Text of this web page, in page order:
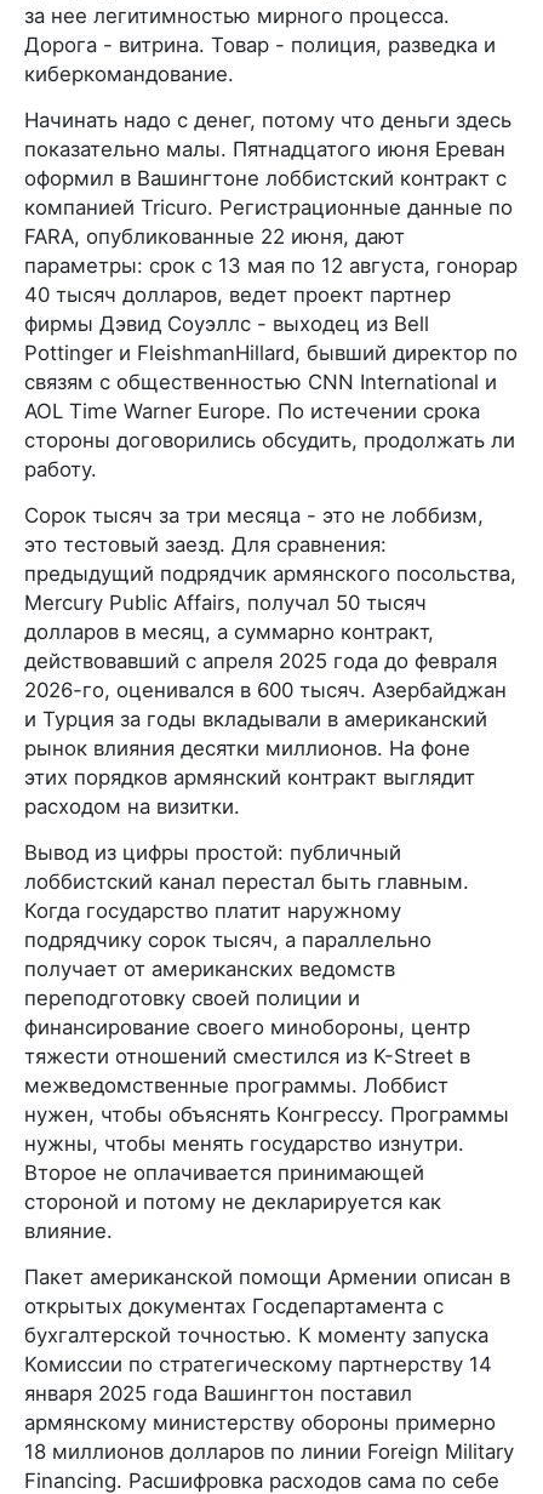
за нее легитимностью мирного процесса.
Дорога - витрина. Товар - полиция, разведка и
киберкомандование.
Начинать надо с денег, потому что деньги здесь
показательно малы. Пятнадцатого июня Ереван
оформил в Вашингтоне лоббистский контракт с
компанией Tricuro. Регистрационные данные по
FARA, опубликованные 22 июня, дают
параметры: срок с 13 мая по 12 августа, гонорар
40 тысяч долларов, ведет проект партнер
фирмы Дэвид Соуэллс - выходец из Bell
Pottinger и FleishmanHillard, бывший директор по
связям с общественностью CNN International и
AOL Time Warner Europe. По истечении срока
стороны договорились обсудить, продолжать ли
работу.
Сорок тысяч за три месяца - это не лоббизм,
это тестовый заезд. Для сравнения:
предыдущий подрядчик армянского посольства,
Mercury Public Affairs, получал 50 тысяч
долларов в месяц, а суммарно контракт,
действовавший с апреля 2025 года до февраля
2026-го, оценивался в 600 тысяч. Азербайджан
и Турция за годы вкладывали в американский
рынок влияния десятки миллионов. На фоне
этих порядков армянский контракт выглядит
расходом на визитки.
Вывод из цифры простой: публичный
лоббистский канал перестал быть главным.
Когда государство платит наружному
подрядчику сорок тысяч, а параллельно
получает от американских ведомств
переподготовку своей полиции и
финансирование своего минобороны, центр
тяжести отношений сместился из K-Street в
межведомственные программы. Лоббист
нужен, чтобы объяснять Конгрессу. Программы
нужны, чтобы менять государство изнутри.
Второе не оплачивается принимающей
стороной и потому не декларируется как
влияние.
Пакет американской помощи Армении описан в
открытых документах Госдепартамента с
бухгалтерской точностью. К моменту запуска
Комиссии по стратегическому партнерству 14
января 2025 года Вашингтон поставил
армянскому министерству обороны примерно
18 миллионов долларов по линии Foreign Military
Financing. Расшифровка расходов сама по себе